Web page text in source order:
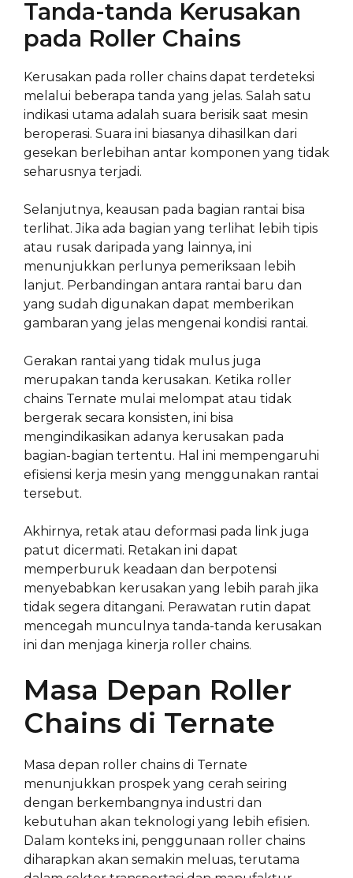
Tanda-tanda Kerusakan
pada Roller Chains
Kerusakan pada roller chains dapat terdeteksi
melalui beberapa tanda yang jelas. Salah satu
indikasi utama adalah suara berisik saat mesin
beroperasi. Suara ini biasanya dihasilkan dari
gesekan berlebihan antar komponen yang tidak
seharusnya terjadi.
Selanjutnya, keausan pada bagian rantai bisa
terlihat. Jika ada bagian yang terlihat lebih tipis
atau rusak daripada yang lainnya, ini
menunjukkan perlunya pemeriksaan lebih
lanjut. Perbandingan antara rantai baru dan
yang sudah digunakan dapat memberikan
gambaran yang jelas mengenai kondisi rantai.
Gerakan rantai yang tidak mulus juga
merupakan tanda kerusakan. Ketika roller
chains Ternate mulai melompat atau tidak
bergerak secara konsisten, ini bisa
mengindikasikan adanya kerusakan pada
bagian-bagian tertentu. Hal ini mempengaruhi
efisiensi kerja mesin yang menggunakan rantai
tersebut.
Akhirnya, retak atau deformasi pada link juga
patut dicermati. Retakan ini dapat
memperburuk keadaan dan berpotensi
menyebabkan kerusakan yang lebih parah jika
tidak segera ditangani. Perawatan rutin dapat
mencegah munculnya tanda-tanda kerusakan
ini dan menjaga kinerja roller chains.
Masa Depan Roller
Chains di Ternate
Masa depan roller chains di Ternate
menunjukkan prospek yang cerah seiring
dengan berkembangnya industri dan
kebutuhan akan teknologi yang lebih efisien.
Dalam konteks ini, penggunaan roller chains
diharapkan akan semakin meluas, terutama